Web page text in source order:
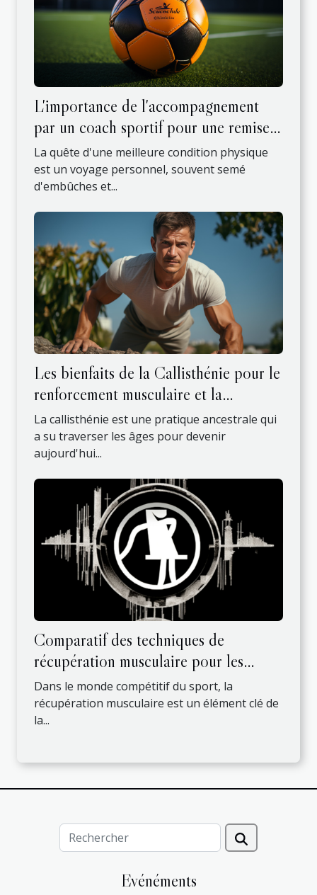
L'importance de l'accompagnement
par un coach sportif pour une remise
en forme efficace
La quête d'une meilleure condition physique
est un voyage personnel, souvent semé
d'embûches et...
Les bienfaits de la Callisthénie pour le
renforcement musculaire et la
flexibilité
La callisthénie est une pratique ancestrale qui
a su traverser les âges pour devenir
aujourd'hui...
Comparatif des techniques de
récupération musculaire pour les
athlètes: Pistolets de massage vs
Méthodes traditionnelles
Dans le monde compétitif du sport, la
récupération musculaire est un élément clé de
la...
Evénéments